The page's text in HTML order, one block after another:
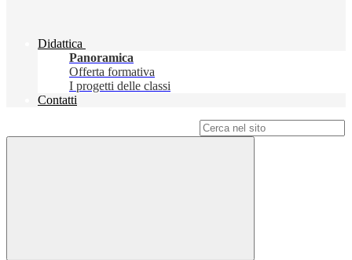
Didattica
Panoramica
Offerta formativa
I progetti delle classi
Contatti